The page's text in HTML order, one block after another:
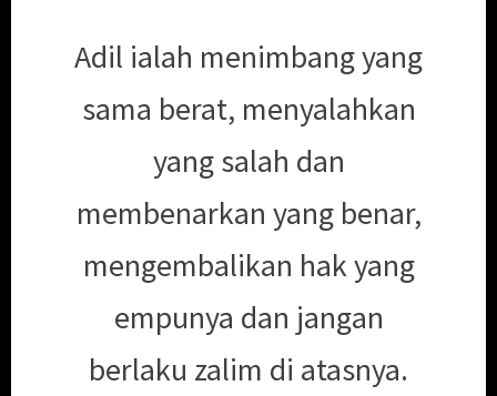
Adil ialah menimbang yang
sama berat, menyalahkan
yang salah dan
membenarkan yang benar,
mengembalikan hak yang
empunya dan jangan
berlaku zalim di atasnya.